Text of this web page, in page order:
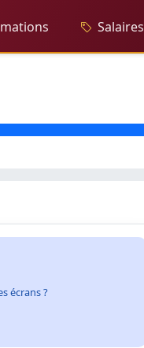
Salaires
écrans ?